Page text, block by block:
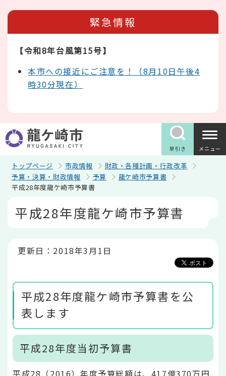
緊急情報
【令和8年台風第15号】
本市への接近にご注意を！（8月10日午後4
時30分現在）
早引き メニュー
トップページ 市政情報
財政・各種計画・行政改革
予算・決算・財政情報
予算
龍ケ崎市予算書
平成28年度龍ケ崎市予算書
平成28年度龍ケ崎市予算書
更新日：2018年3月1日
平成28年度龍ケ崎市予算書を公
表します
平成28年度当初予算書